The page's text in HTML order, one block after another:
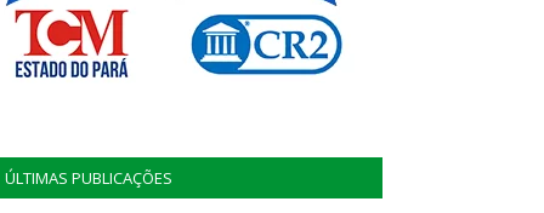
ÚLTIMAS PUBLICAÇÕES